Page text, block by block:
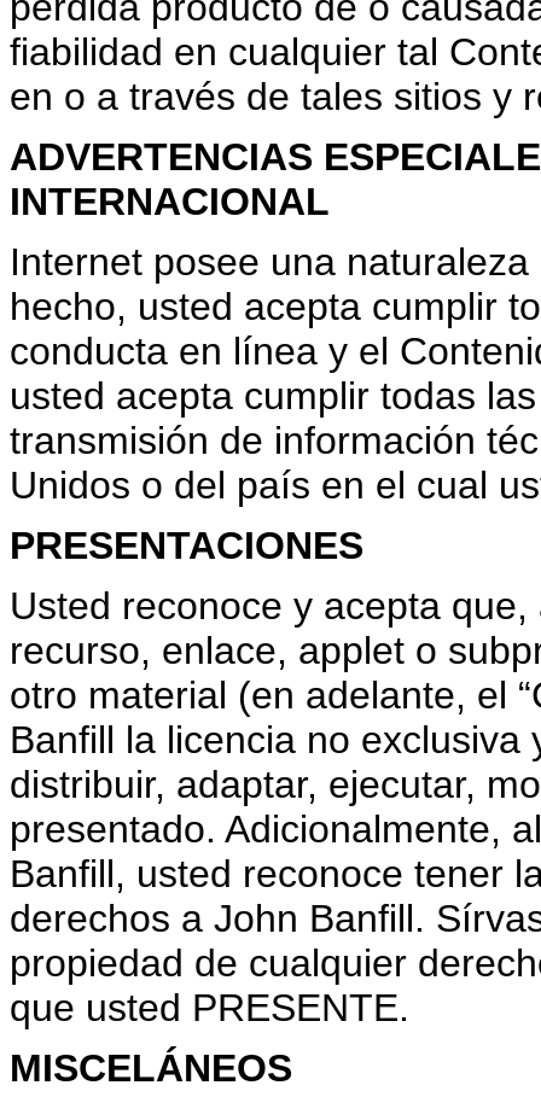
fiabilidad en cualquier tal
en o a través de tales sitios y
ADVERTENCIAS
INTERNACIONAL
Internet posee una
hecho, usted acepta cumplir
conducta en línea y el
usted acepta cumplir todas
transmisión de información
Unidos o del país en el cual
PRESENTACIONES
Usted reconoce y acepta
recurso, enlace, applet o
otro material (en adelante, el
Banfill la licencia no
distribuir, adaptar, ejecutar,
presentado. Adicionalmente,
Banfill, usted reconoce tener
derechos a John Banfill.
propiedad de cualquier
que usted PRESENTE.
MISCELÁNEOS